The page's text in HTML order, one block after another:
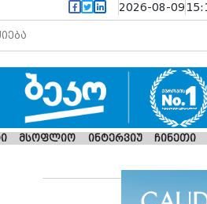
2026-08-09
მსოფლიო ინტერვიუ ჩინეთი